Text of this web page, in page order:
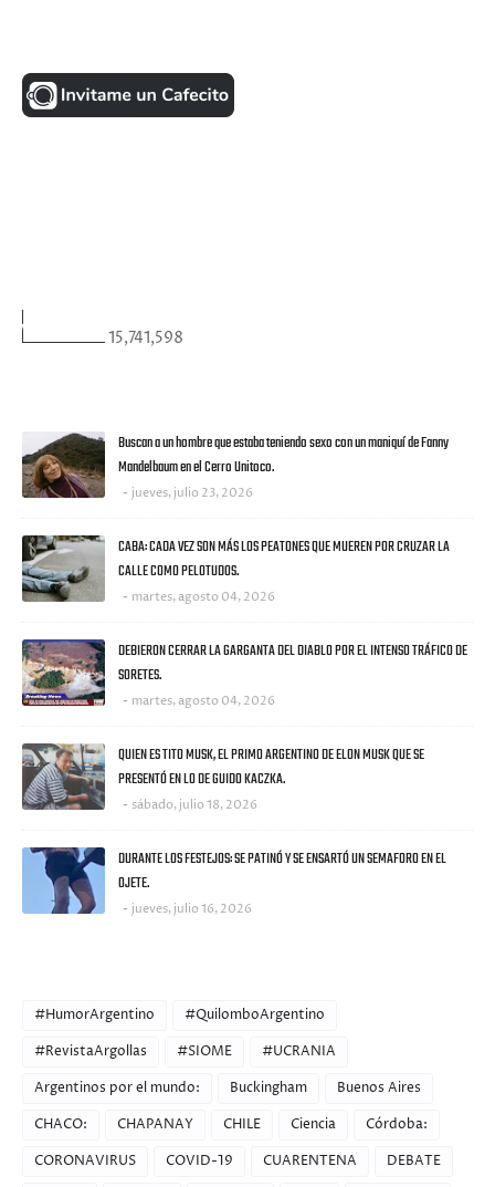
15,741,598
Buscan a un hombre que estaba teniendo sexo con un maniquí de Fanny
Mandelbaum en el Cerro Unitoco.
jueves, julio 23, 2026
CABA: CADA VEZ SON MÁS LOS PEATONES QUE MUEREN POR CRUZAR LA
CALLE COMO PELOTUDOS.
martes, agosto 04, 2026
DEBIERON CERRAR LA GARGANTA DEL DIABLO POR EL INTENSO TRÁFICO DE
SORETES.
martes, agosto 04, 2026
QUIEN ES TITO MUSK, EL PRIMO ARGENTINO DE ELON MUSK QUE SE
PRESENTÓ EN LO DE GUIDO KACZKA.
sábado, julio 18, 2026
DURANTE LOS FESTEJOS: SE PATINÓ Y SE ENSARTÓ UN SEMAFORO EN EL
OJETE.
jueves, julio 16, 2026
#HumorArgentino
#QuilomboArgentino
#RevistaArgollas
#SIOME
#UCRANIA
Argentinos por el mundo:
Buckingham
Buenos Aires
CHACO:
CHAPANAY CHILE Ciencia
Córdoba:
CORONAVIRUS
COVID-19 CUARENTENA
DEBATE